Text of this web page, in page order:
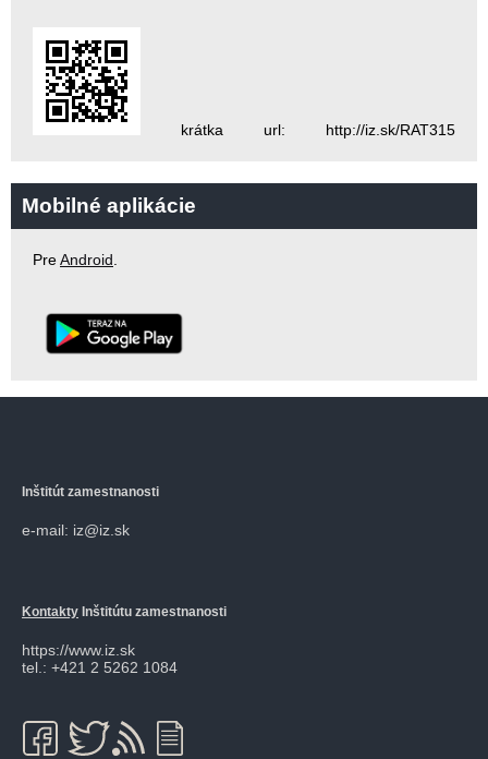
krátka url: http://iz.sk/RAT315
Mobilné aplikácie
PreAndroid.
Inštitút zamestnanosti
e-mail: iz@iz.sk
Kontakty Inštitútu zamestnanosti
https://www.iz.sk
tel.: +421 2 5262 1084